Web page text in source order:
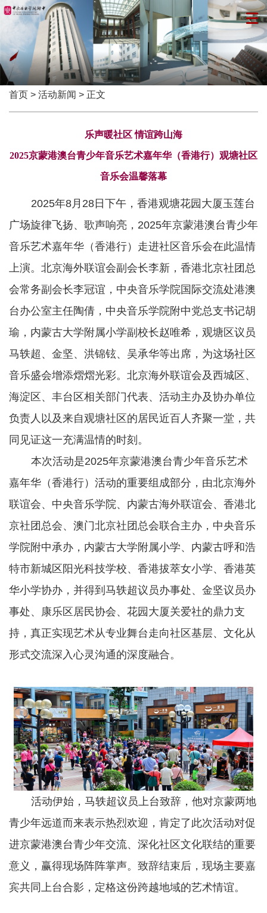
首页 > 活动新闻 > 正文
乐声暖社区 情谊跨山海
2025京蒙港澳台青少年音乐艺术嘉年华（香港行）观塘社区
音乐会温馨落幕
2025年8月28日下午，香港观塘花园大厦玉莲台
广场旋律飞扬、歌声响亮，2025年京蒙港澳台青少年
音乐艺术嘉年华（香港行）走进社区音乐会在此温情
上演。北京海外联谊会副会长李新，香港北京社团总
会常务副会长李冠谊，中央音乐学院国际交流处港澳
台办公室主任陶倩，中央音乐学院附中党总支书记胡
瑜，内蒙古大学附属小学副校长赵唯希，观塘区议员
马轶超、金坚、洪锦铉、吴承华等出席，为这场社区
音乐盛会增添熠熠光彩。北京海外联谊会及西城区、
海淀区、丰台区相关部门代表、活动主办及协办单位
负责人以及来自观塘社区的居民近百人齐聚一堂，共
同见证这一充满温情的时刻。
本次活动是2025年京蒙港澳台青少年音乐艺术
嘉年华（香港行）活动的重要组成部分，由北京海外
联谊会、中央音乐学院、内蒙古海外联谊会、香港北
京社团总会、澳门北京社团总会联合主办，中央音乐
学院附中承办，内蒙古大学附属小学、内蒙古呼和浩
特市新城区阳光科技学校、香港拔萃女小学、香港英
华小学协办，并得到马轶超议员办事处、金坚议员办
事处、康乐区居民协会、花园大厦关爱社的鼎力支
持，真正实现艺术从专业舞台走向社区基层、文化从
形式交流深入心灵沟通的深度融合。
活动伊始，马轶超议员上台致辞，他对京蒙两地
青少年远道而来表示热烈欢迎，肯定了此次活动对促
进京蒙港澳台青少年交流、深化社区文化联结的重要
意义，赢得现场阵阵掌声。致辞结束后，现场主要嘉
宾共同上台合影，定格这份跨越地域的艺术情谊。